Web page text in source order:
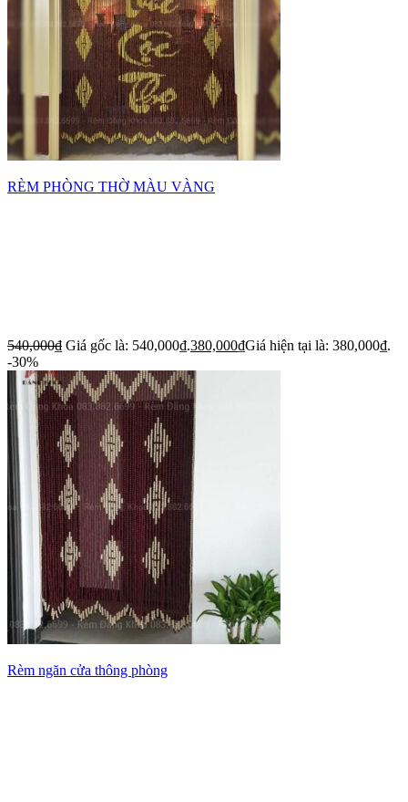
RÈM PHÒNG THỜ MÀU VÀNG
540,000₫ Giá gốc là: 540,000₫.380,000₫Giá hiện tại là: 380,000₫.
-30%
Rèm ngăn cửa thông phòng